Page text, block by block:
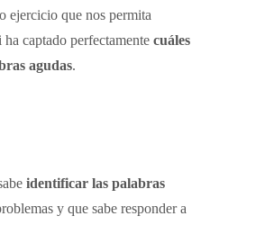
ejercicio que nos permita
captado perfectamente cuáles
agudas.
identificar las palabras
y que sabe responder a